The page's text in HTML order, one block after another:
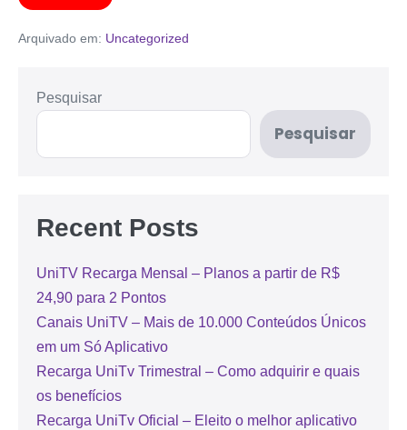
Arquivado em: Uncategorized
Pesquisar
Pesquisar
Recent Posts
UniTV Recarga Mensal – Planos a partir de R$
24,90 para 2 Pontos
Canais UniTV – Mais de 10.000 Conteúdos Únicos
em um Só Aplicativo
Recarga UniTv Trimestral – Como adquirir e quais
os benefícios
Recarga UniTv Oficial – Eleito o melhor aplicativo